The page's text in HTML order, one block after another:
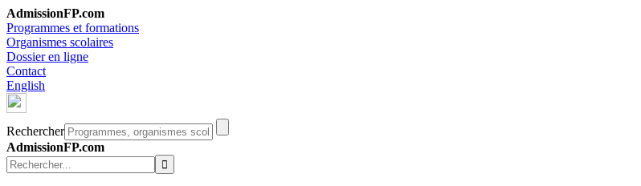
AdmissionFP.com
Programmes et formations
Organismes scolaires
Dossier en ligne
Contact
English
Rechercher
AdmissionFP.com